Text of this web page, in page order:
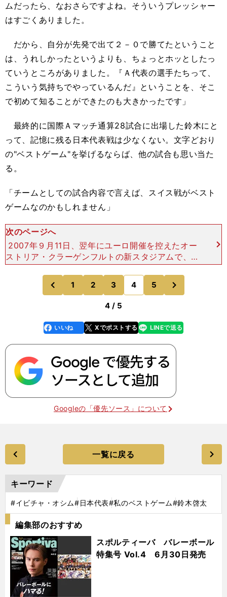
ムだったら、なおさらですよね。そういうプレッシャー
はすごくありました。
だから、自分が先発で出て２－０で勝てたということ
は、うれしかったというよりも、ちょっとホッとしたっ
ていうところがありました。『Ａ代表の選手たちって、
こういう気持ちでやっているんだ』ということを、そこ
で初めて知ることができたのも大きかったです」
最終的に国際Ａマッチ通算28試合に出場した鈴木にと
って、記憶に残る日本代表戦は少なくない。文字どおり
の"ベストゲーム"を挙げるならば、他の試合も思い当た
る。
「チームとしての試合内容で言えば、スイス戦がベスト
ゲームなのかもしれません」
次のページへ
2007年９月11日、翌年にユーロ開催を控えたオー
ストリア・クラーゲンフルトの新スタジアムで、日
本はスイスと対戦。前半は０－２とリードされる
も、後半に逆転し、４－３で勝利を手にした。「ス
イス戦のあと
前
のページへ
1 2 3 4 5
のページへ
4 / 5
faceboo
k
いいね Xでポストする
line LINEで送る
Googleの「優先ソース」について
一覧に戻る
キーワード
#イビチャ・オシム#日本代表#私のベストゲーム#鈴木啓太
編集部のおすすめ
スポルティーバ バレーボール
特集号 Vol.4 6月30日発売